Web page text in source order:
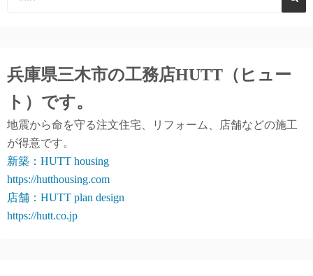
兵庫県三木市の工務店HUTT（ヒュー
ト） です。
地震から命を守る注文住宅、リフォーム、店舗などの施工
が得意です。
新築：HUTT housing
https://hutthousing.com
店舗：HUTT plan design
https://hutt.co.jp